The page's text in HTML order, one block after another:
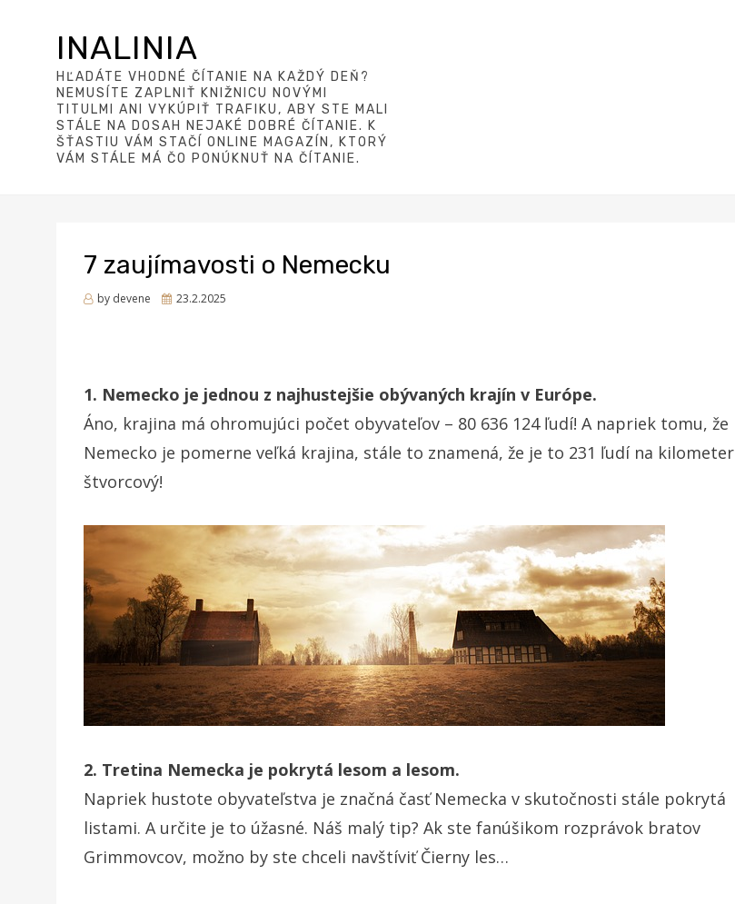
INALINIA
HĽADÁTE VHODNÉ ČÍTANIE NA KAŽDÝ DEŇ?
NEMUSÍTE ZAPLNIŤ KNIŽNICU NOVÝMI
TITULMI ANI VYKÚPIŤ TRAFIKU, ABY STE MALI
STÁLE NA DOSAH NEJAKÉ DOBRÉ ČÍTANIE. K
ŠŤASTIU VÁM STAČÍ ONLINE MAGAZÍN, KTORÝ
VÁM STÁLE MÁ ČO PONÚKNUŤ NA ČÍTANIE.
7 zaujímavosti o Nemecku
by devene
Posted
23.2.2025
1. Nemecko je jednou z najhustejšie obývaných krajín v Európe.
Áno, krajina má ohromujúci počet obyvateľov – 80 636 124 ľudí! A napriek tomu, že
Nemecko je pomerne veľká krajina, stále to znamená, že je to 231 ľudí na kilometer
štvorcový!
2. Tretina Nemecka je pokrytá lesom a lesom.
Napriek hustote obyvateľstva je značná časť Nemecka v skutočnosti stále pokrytá
listami. A určite je to úžasné. Náš malý tip? Ak ste fanúšikom rozprávok bratov
Grimmovcov, možno by ste chceli navštíviť Čierny les…